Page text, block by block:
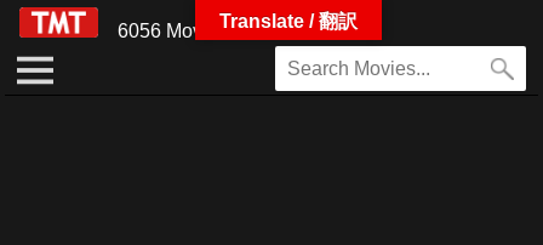
6056 MoviesTranslate / 翻訳